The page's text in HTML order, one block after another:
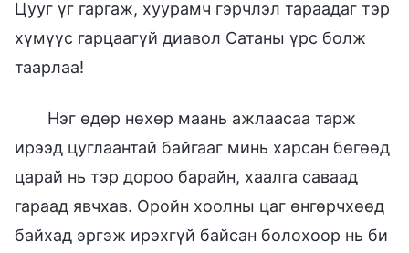
Цууг үг гаргаж, хуурамч гэрчлэл тараадаг тэр
хүмүүс гарцаагүй диавол Сатаны үрс болж
таарлаа!
Нэг өдөр нөхөр маань ажлаасаа тарж
ирээд цуглаантай байгааг минь харсан бөгөөд
царай нь тэр дороо барайн, хаалга саваад
гараад явчхав. Оройн хоолны цаг өнгөрчхөөд
байхад эргэж ирэхгүй байсан болохоор нь би